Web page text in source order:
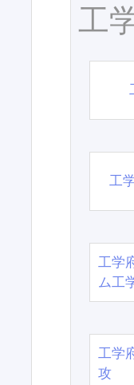
工
工
工学
ム工
工学
攻